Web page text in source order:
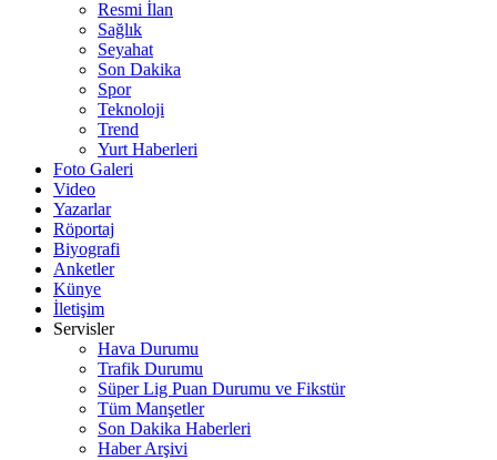
Resmi İlan
Sağlık
Seyahat
Son Dakika
Spor
Teknoloji
Trend
Yurt Haberleri
Foto Galeri
Video
Yazarlar
Röportaj
Biyografi
Anketler
Künye
İletişim
Servisler
Hava Durumu
Trafik Durumu
Süper Lig Puan Durumu ve Fikstür
Tüm Manşetler
Son Dakika Haberleri
Haber Arşivi